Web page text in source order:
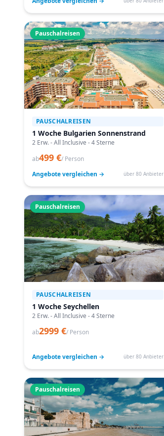
Pauschalreisen
PAUSCHALREISEN
1 Woche Bulgarien Sonnenstrand
2 Erw. - All Inclusive - 4 Sterne
ab499 €/ Person
Angebote vergleichen →
über 80 Anbieter
Pauschalreisen
PAUSCHALREISEN
1 Woche Seychellen
2 Erw. - All Inclusive - 4 Sterne
ab2999 €/ Person
Angebote vergleichen → über 80 Anbieter
Pauschalreisen